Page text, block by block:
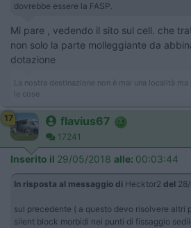
dovrebbe essere la FASP.
Mi pare , vedendo il sito sul cell. che
non solo la parte molleggiante da
dotazione
La nostra destinazione non è mai una località
le cose
17 flavius67
17241
Inserito il 29/05/2018 alle: 00:03:44
In risposta al messaggio di Hecktor2 del
sul precedente ( a questo devo risolvere altri
silent block morbidi nei punti di fissaggio